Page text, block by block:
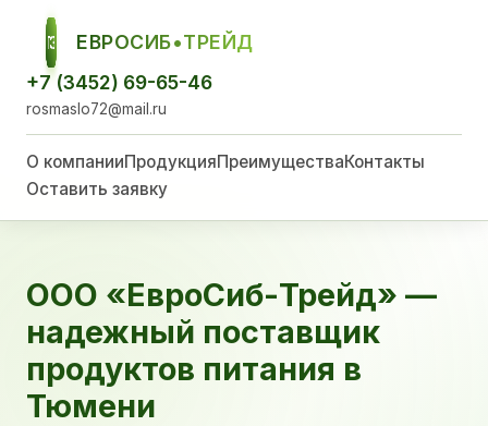
ЕСТ
ЕВРОСИБ•ТРЕЙД
+7 (3452) 69-65-46
rosmaslo72@mail.ru
О компанииПродукцияПреимуществаКонтакты
Оставить заявку
ООО «ЕвроСиб-Трейд» —
надежный поставщик
продуктов питания в
Тюмени